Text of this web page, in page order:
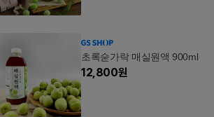
초록숟가락 매실원액 900ml
12,800원